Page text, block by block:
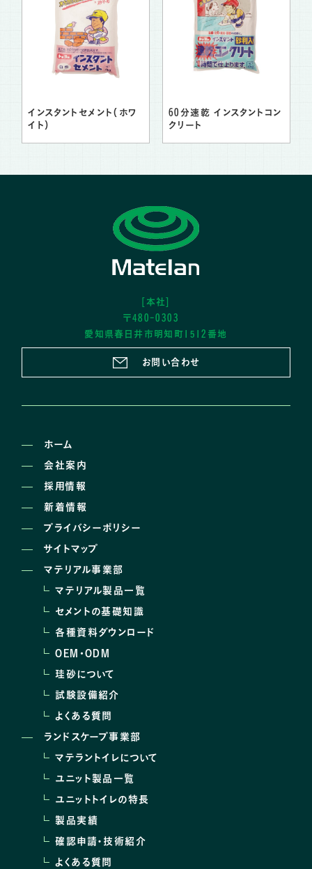
インスタントセメント（ホワ
イト）
60分速乾 インスタントコン
クリート
[本社]
〒480-0303
愛知県春日井市明知町1512番地
お問い合わせ
ホーム
会社案内
採用情報
新着情報
プライバシーポリシー
サイトマップ
マテリアル事業部
マテリアル製品一覧
セメントの基礎知識
各種資料ダウンロード
OEM･ODM
珪砂について
試験設備紹介
よくある質問
ランドスケープ事業部
マテラントイレについて
ユニット製品一覧
ユニットトイレの特長
製品実績
確認申請・技術紹介
よくある質問